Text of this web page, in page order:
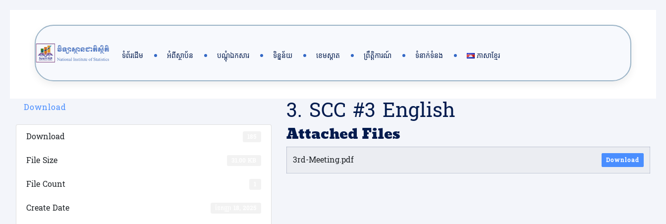
content
ទំព័រដើម អំពីស្ថាប័ន បណ្តុំឯកសារ ទិន្នន័យ ខេមស្តាត ព្រឹត្តិការណ៍ ទំនាក់ទំនង ភាសាខ្មែរ
Download
Download
File Size
File Count
Create Date
3. SCC #3 English
Attached Files
3rd-Meeting.pdf Download